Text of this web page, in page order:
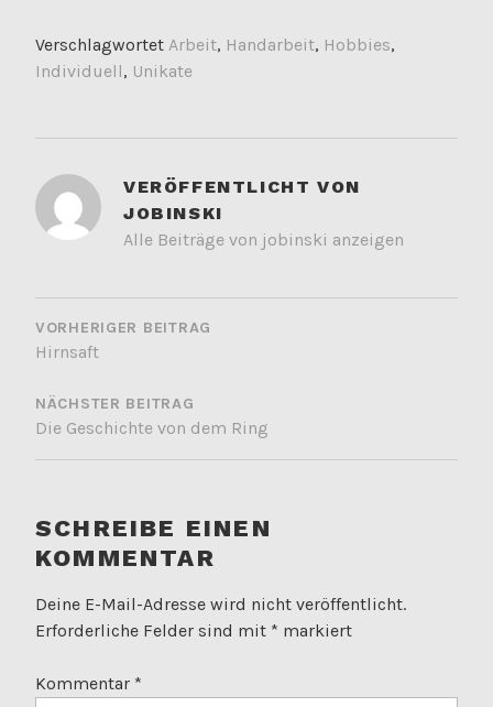
Verschlagwortet Arbeit, Handarbeit, Hobbies,
Individuell, Unikate
VERÖFFENTLICHT VON
JOBINSKI
Alle Beiträge von jobinski anzeigen
BEITRAGSNAVIGATION
VORHERIGER BEITRAG
Hirnsaft
NÄCHSTER BEITRAG
Die Geschichte von dem Ring
SCHREIBE EINEN
KOMMENTAR
Deine E-Mail-Adresse wird nicht veröffentlicht.
Erforderliche Felder sind mit * markiert
Kommentar *